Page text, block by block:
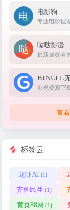
电影狗
专业电影搜
哒哒影漫
最新最好看
BTNULL
影视资源下
查
标签云
龙虾AI (1)
齐鲁民生 (1)
黄页88网 (1)